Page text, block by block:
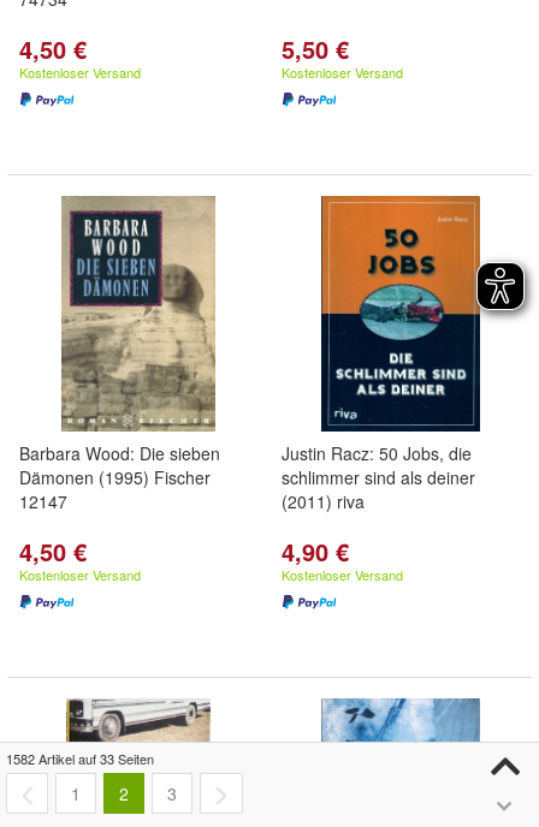
4,50 €
Kostenloser Versand
5,50 €
Kostenloser Versand
Barbara Wood: Die sieben
Dämonen (1995) Fischer
12147
4,50 €
Kostenloser Versand
Justin Racz: 50 Jobs, die
schlimmer sind als deiner
(2011) riva
4,90 €
Kostenloser Versand
1582 Artikel auf 33 Seiten
1 2 3